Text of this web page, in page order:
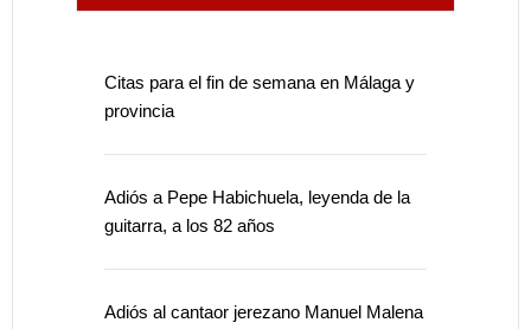
Citas para el fin de semana en Málaga y
provincia
Adiós a Pepe Habichuela, leyenda de la
guitarra, a los 82 años
Adiós al cantaor jerezano Manuel Malena